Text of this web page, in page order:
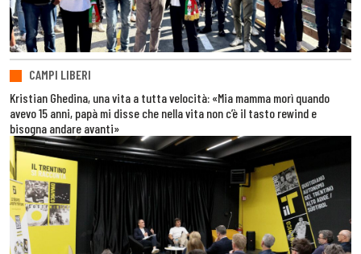
CAMPI LIBERI
Kristian Ghedina, una vita a tutta velocità: «Mia mamma morì quando
avevo 15 anni, papà mi disse che nella vita non c’è il tasto rewind e
bisogna andare avanti»